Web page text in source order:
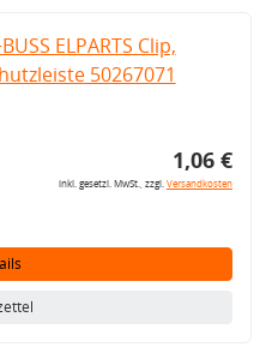
ELPARTS Clip,
50267071
1,06 €
inkl. gesetzl. MwSt., zzgl.Versandkosten